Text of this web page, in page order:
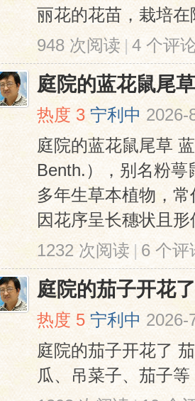
丽花的花苗，栽培
948 次阅读 | 4 个评
庭院的蓝花鼠尾草
热度 3 宁利中 2026-
庭院的蓝花鼠尾草
Benth.），别名粉
多年生草本植物，
因花序呈长穗状且
1232 次阅读 | 6 个评
庭院的茄子开花了
热度 5 宁利中 2026-
庭院的茄子开花了
瓜、吊菜子、茄子